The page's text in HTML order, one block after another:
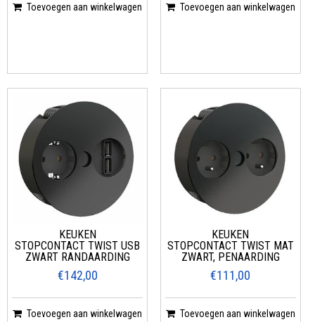
Toevoegen aan winkelwagen Toevoegen aan winkelwagen
KEUKEN
STOPCONTACT TWIST USB
ZWART RANDAARDING
€142,00
Toevoegen aan winkelwagen
KEUKEN
STOPCONTACT TWIST MAT
ZWART, PENAARDING
€111,00
Toevoegen aan winkelwagen